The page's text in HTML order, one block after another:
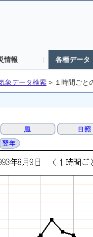
情報 各種データ
象データ検索 > １時間ごと